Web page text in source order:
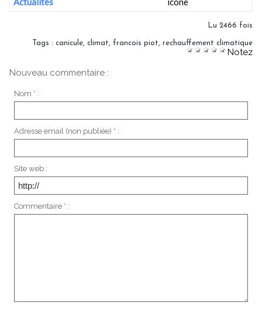
Lu 2466 fois
Tags : canicule, climat, francois piot, rechauffement climatique
Notez
Nouveau commentaire :
Nom * :
Adresse email (non publiée) * :
Site web :
Commentaire * :